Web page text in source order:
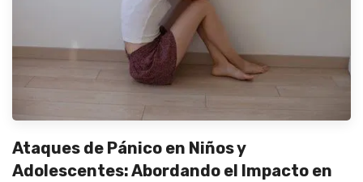
Ataques de Pánico en Niños y
Adolescentes: Abordando el Impacto en